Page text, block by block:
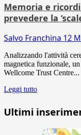
Memoria e
prevedere la
Salvo Franchina 12
Analizzando l'attività
magnetica funzionale,
Wellcome Trust Centre...
Leggi tutto
Ultimi